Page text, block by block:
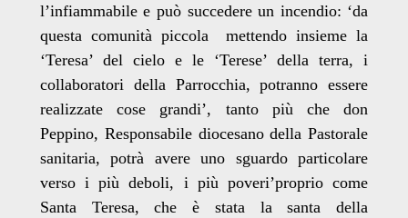
l’infiammabile e può succedere un incendio: ‘da
questa comunità piccola mettendo insieme la
‘Teresa’ del cielo e le ‘Terese’ della terra, i
collaboratori della Parrocchia, potranno essere
realizzate cose grandi’, tanto più che don
Peppino, Responsabile diocesano della Pastorale
sanitaria, potrà avere uno sguardo particolare
verso i più deboli, i più poveri’proprio come
Santa Teresa, che è stata la santa della